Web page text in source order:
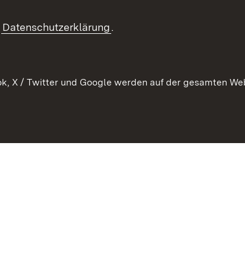
Verkehrsinformationen
Datenschutzerklärung.
X / Twitter und Google werden auf der gesamten